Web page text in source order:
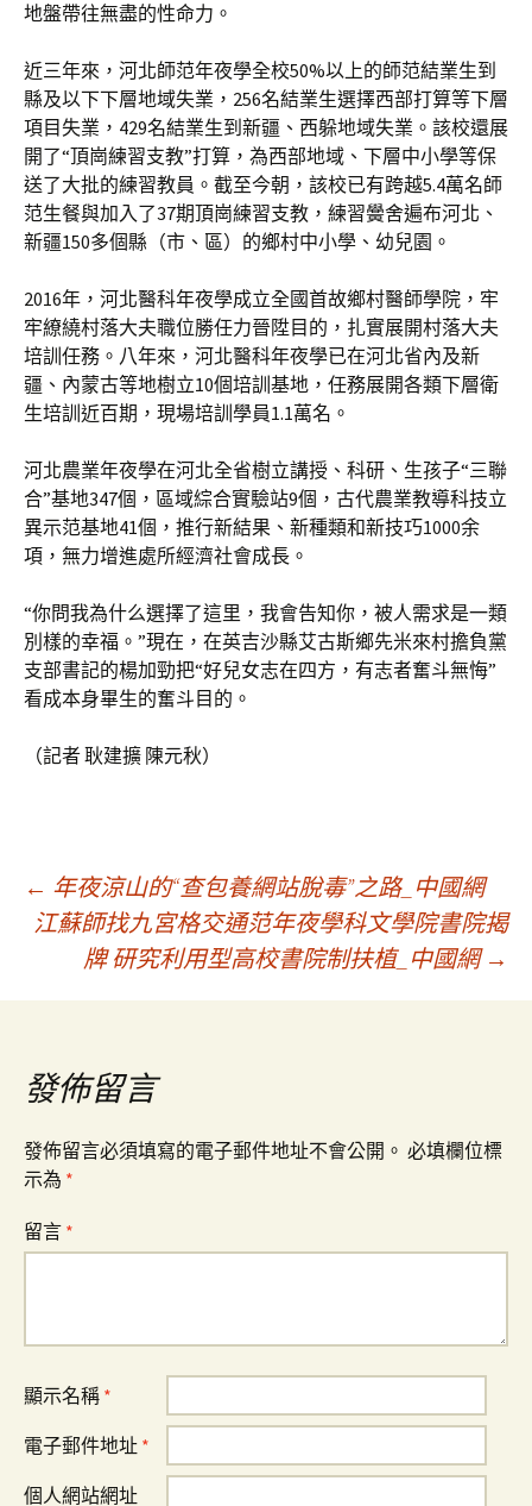
地盤帶往無盡的性命力。
近三年來，河北師范年夜學全校50%以上的師范結業生到
縣及以下下層地域失業，256名結業生選擇西部打算等下層
項目失業，429名結業生到新疆、西躲地域失業。該校還展
開了“頂崗練習支教”打算，為西部地域、下層中小學等保
送了大批的練習教員。截至今朝，該校已有跨越5.4萬名師
范生餐與加入了37期頂崗練習支教，練習黌舍遍布河北、
新疆150多個縣（市、區）的鄉村中小學、幼兒園。
2016年，河北醫科年夜學成立全國首故鄉村醫師學院，牢
牢繚繞村落大夫職位勝任力晉陞目的，扎實展開村落大夫
培訓任務。八年來，河北醫科年夜學已在河北省內及新
疆、內蒙古等地樹立10個培訓基地，任務展開各類下層衛
生培訓近百期，現場培訓學員1.1萬名。
河北農業年夜學在河北全省樹立講授、科研、生孩子“三聯
合”基地347個，區域綜合實驗站9個，古代農業教導科技立
異示范基地41個，推行新結果、新種類和新技巧1000余
項，無力增進處所經濟社會成長。
“你問我為什么選擇了這里，我會告知你，被人需求是一類
別樣的幸福。”現在，在英吉沙縣艾古斯鄉先米來村擔負黨
支部書記的楊加勁把“好兒女志在四方，有志者奮斗無悔”
看成本身畢生的奮斗目的。
（記者 耿建擴 陳元秋）
文
導
覽
← 年夜涼山的“查包養網站脫毒”之路_中國網
江蘇師找九宮格交通范年夜學科文學院書院揭
牌 研究利用型高校書院制扶植_中國網 →
發佈留言
發佈留言必須填寫的電子郵件地址不會公開。 必填欄位標
示為 *
留言 *
顯示名稱 *
電子郵件地址 *
個人網站網址